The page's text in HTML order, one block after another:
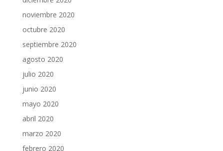
noviembre 2020
octubre 2020
septiembre 2020
agosto 2020
julio 2020
junio 2020
mayo 2020
abril 2020
marzo 2020
febrero 2020